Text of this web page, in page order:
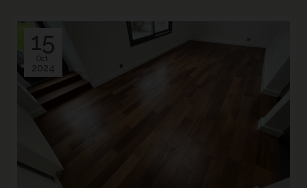
15
Oct.
2024